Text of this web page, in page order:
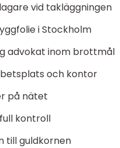
vid takläggningen
i Stockholm
advokat inom brottmål
och kontor
på nätet
kontroll
till guldkornen